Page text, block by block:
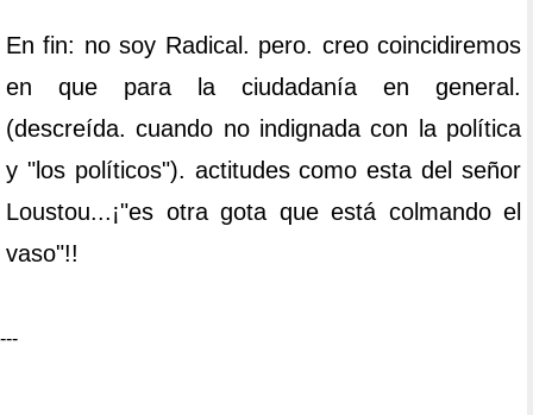
En fin: no soy Radical. pero. creo coincidiremos
en que para la ciudadanía en general.
(descreída. cuando no indignada con la política
y "los políticos"). actitudes como esta del señor
Loustou...¡"es otra gota que está colmando el
vaso"!!
---